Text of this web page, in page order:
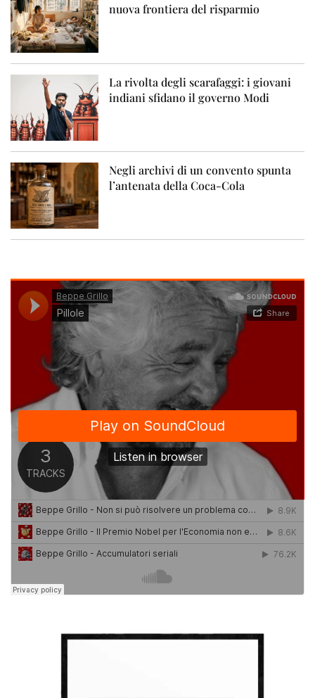
nuova frontiera del risparmio
La rivolta degli scarafaggi: i giovani
indiani sfidano il governo Modi
Negli archivi di un convento spunta
l’antenata della Coca-Cola